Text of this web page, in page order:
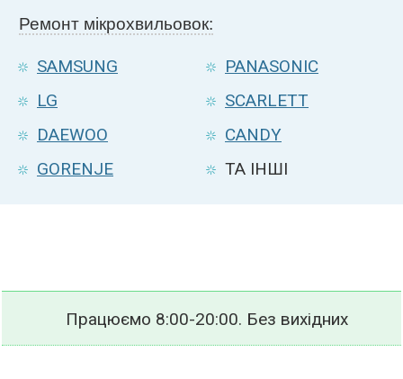
Ремонт мікрохвильовок:
SAMSUNG
LG
DAEWOO
GORENJE
PANASONIC
SCARLETT
CANDY
ТА ІНШІ
Працюємо 8:00-20:00. Без вихідних